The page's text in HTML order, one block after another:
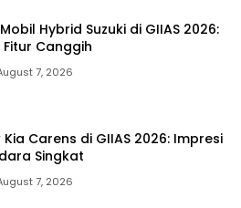
Hybrid Suzuki di GIIAS 2026:
Canggih
7, 2026
Kia Carens di GIIAS 2026: Impresi
Singkat
7, 2026